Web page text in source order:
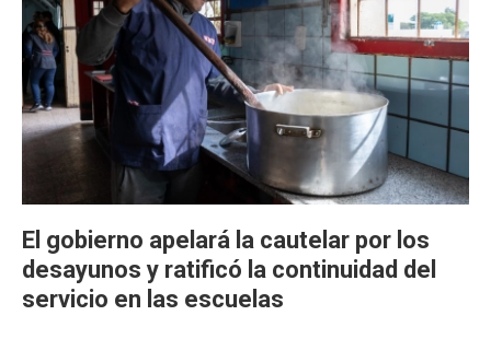
El gobierno apelará la cautelar por los
desayunos y ratificó la continuidad del
servicio en las escuelas